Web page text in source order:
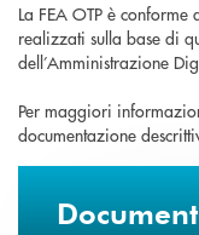
La FEA OTP è
realizzati sulla base di
dell’Amministrazione
Per maggiori
documentazione